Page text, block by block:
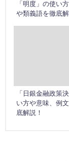
「明度」の使い
や類義語を徹底解
「日銀金融政策
い方や意味、例
底解説！